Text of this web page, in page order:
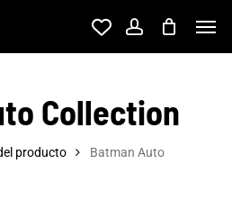
account
Collection
producto Batman Auto